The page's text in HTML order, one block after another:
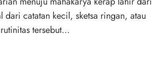
dari catatan kecil, sketsa ringan, atau
tersebut…